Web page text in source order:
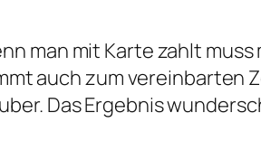
man mit Karte zahlt muss
auch zum vereinbarten
Das Ergebnis